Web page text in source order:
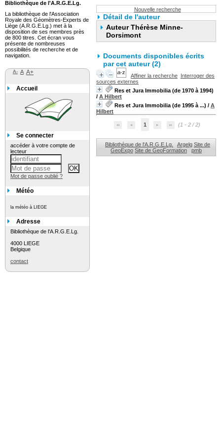
Nouvelle recherche
Détail de l'auteur
Auteur Thérèse Minne-
Dorsimont
Documents disponibles écrits
par cet auteur (2)
Affiner la recherche Interroger des
sources externes
Res et Jura Immobilia (de 1970 à 1994)
/ A Hilbert
Res et Jura Immobilia (de 1995 à ...) / A
Hilbert
1 (1 - 2 / 2)
Bibliothèque de l'A.R.G.E.Lg. Argelg Site de
GeoExpo Site de GeoFormation pmb
Bibliothèque de l'A.R.G.E.Lg.
La bibliothèque de l'Association
Royale des Géomètres-Experts de
Liège (A.R.G.E.Lg.) met à la
disposition de ses membres près
de 800 titres. Cet écran vous
présente de nombreuses
possibilités de recherche et de
navigation.
A- A A+
Accueil
Se connecter
accéder à votre compte de
lecteur
Mot de passe oublié ?
Météo
la météo à LIEGE
Adresse
Bibliothèque de l'A.R.G.E.Lg.
4000 LIEGE
Belgique
contact